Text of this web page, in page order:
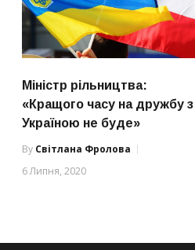
Міністр рільництва:
«Кращого часу на дружбу з
Україною не буде»
By Світлана Фролова
6 Липня, 2020